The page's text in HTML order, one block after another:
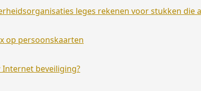
leges rekenen voor stukken
op persoonskaarten
beveiliging?